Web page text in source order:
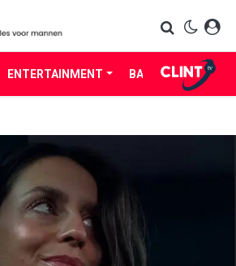
ENTERTAINMENT BABES LIFE